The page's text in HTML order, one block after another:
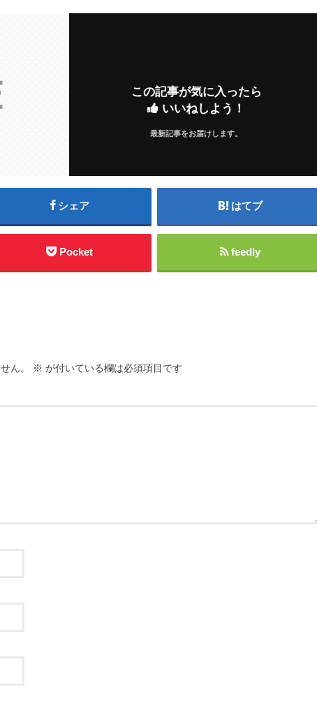
この記事が気に入ったら
いいねしよう！
最新記事をお届けします。
シェア はてブ
Pocket feedly
ん。 ※ が付いている欄は必須項目です